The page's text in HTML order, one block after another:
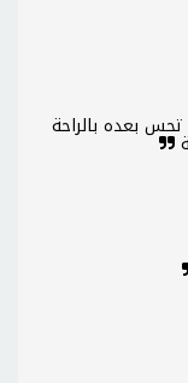
بعده بالراحة